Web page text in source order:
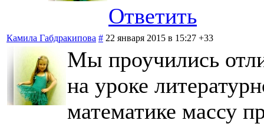
Ответить
Камила Габдракипова # 22 января 2015 в 15:27 +33
Мы проучились
на уроке
математике массу